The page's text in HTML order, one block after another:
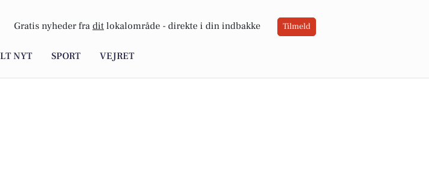
Gratis nyheder fra dit lokalområde - direkte i din indbakke Tilmeld
NYT SPORT VEJRET